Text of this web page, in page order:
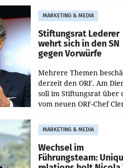
freigegeben: Die
und der
MARKETING & MEDIA
Stiftungsrat Lederer
wehrt sich in den SN
gegen Vorwürfe
Mehrere Themen
derzeit den ORF. Am
soll im Stiftungsrat über
vom neuen ORF-Chef
Besetzungen für die
Direktionen abgestimmt
werden.
MARKETING & MEDIA
Wechsel im
Führungsteam: